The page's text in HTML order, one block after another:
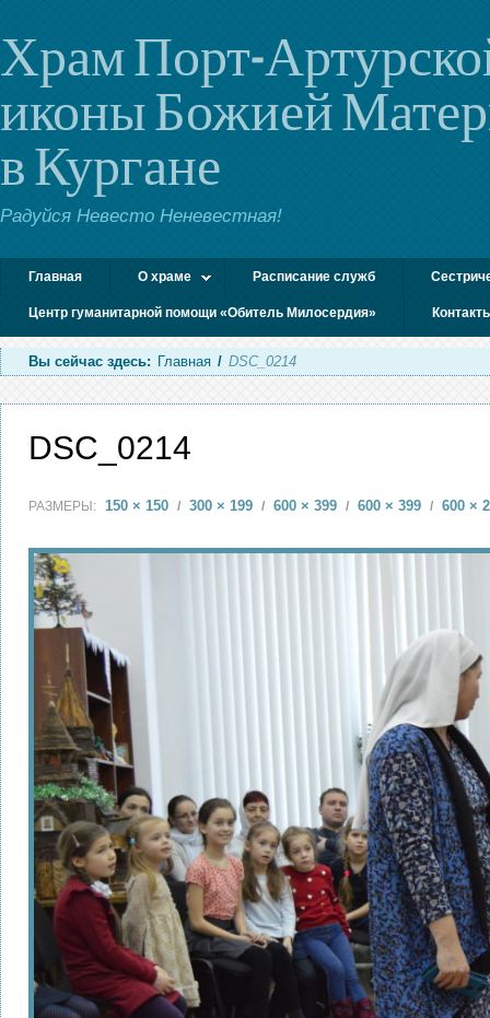
Храм Порт-
иконы Божией
в Кургане
Радуйся Невесто Неневестная!
Главная О храме Расписание служб
Центр гуманитарной помощи «Обитель Милосердия»
Вы сейчас здесь: Главная / DSC_0214
DSC_0214
РАЗМЕРЫ: 150 × 150 / 300 × 199 / 600 × 399 / 600 × 399 / 600 ×